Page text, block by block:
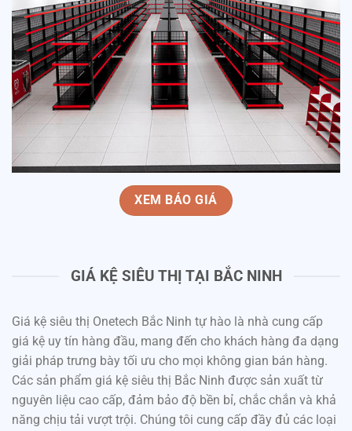
XEM BÁO GIÁ
GIÁ KỆ SIÊU THỊ TẠI BẮC NINH
Giá kệ siêu thị Onetech Bắc Ninh tự hào là nhà cung cấp
giá kệ uy tín hàng đầu, mang đến cho khách hàng đa dạng
giải pháp trưng bày tối ưu cho mọi không gian bán hàng.
Các sản phẩm giá kệ siêu thị Bắc Ninh được sản xuất từ
nguyên liệu cao cấp, đảm bảo độ bền bỉ, chắc chắn và khả
năng chịu tải vượt trội. Chúng tôi cung cấp đầy đủ các loại